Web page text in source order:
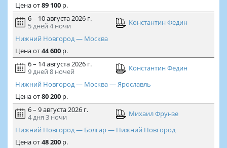
Ценаот89 100р.
6 – 10 августа 2026 г.
5 дней 4 ночи
Константин Федин
Нижний Новгород — Москва
Ценаот44 600р.
6 – 14 августа 2026 г.
9 дней 8 ночей
Константин Федин
Нижний Новгород — Москва — Ярославль
Ценаот80 200р.
6 – 9 августа 2026 г.
4 дня 3 ночи
Михаил Фрунзе
Нижний Новгород — Болгар — Нижний Новгород
Ценаот48 200р.